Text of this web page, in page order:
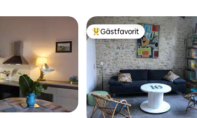
Populär gästfavorit
Gästfavorit